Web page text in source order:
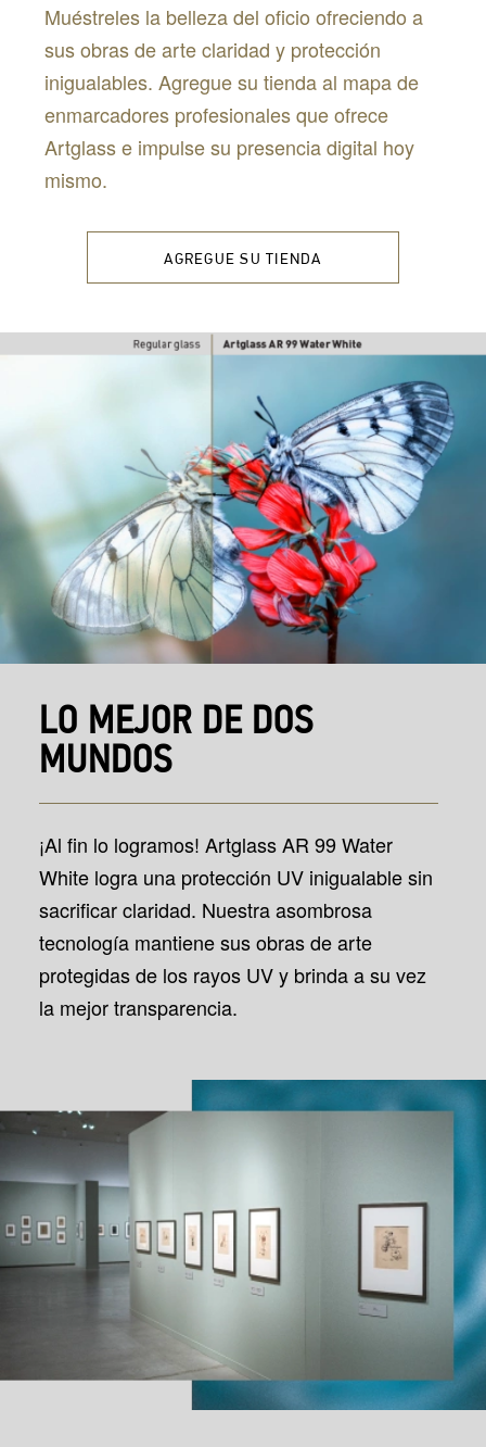
Muéstreles la belleza del oficio ofreciendo a
sus obras de arte claridad y protección
inigualables. Agregue su tienda al mapa de
enmarcadores profesionales que ofrece
Artglass e impulse su presencia digital hoy
mismo.
AGREGUE SU TIENDA
LO MEJOR DE DOS
MUNDOS
¡Al fin lo logramos! Artglass AR 99 Water
White logra una protección UV inigualable sin
sacrificar claridad. Nuestra asombrosa
tecnología mantiene sus obras de arte
protegidas de los rayos UV y brinda a su vez
la mejor transparencia.